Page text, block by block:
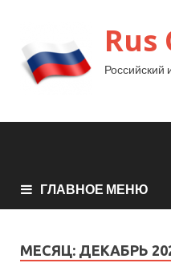
Rus
ГЛАВНОЕ МЕНЮ
МЕСЯЦ: ДЕКАБРЬ